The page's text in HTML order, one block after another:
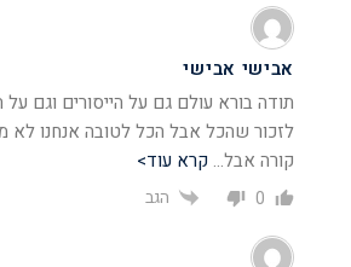
אבישי אבישי
תודה בורא עולם גם על הייסורים וגם על
לזכור שהכל אבל הכל לטובה אנחנו לא
קורה אבל… קרא עוד>
0 הגב